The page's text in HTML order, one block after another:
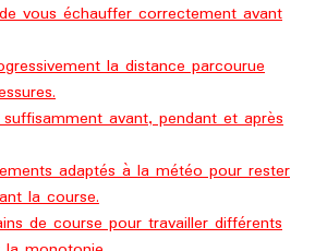
vous échauffer correctement avant
la distance parcourue
avant, pendant et après
adaptés à la météo pour rester
la course.
de course pour travailler différents